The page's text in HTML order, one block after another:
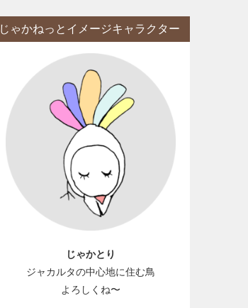
じゃかねっとイメージキャラクター
じゃかとり
ジャカルタの中心地に住む鳥
よろしくね〜